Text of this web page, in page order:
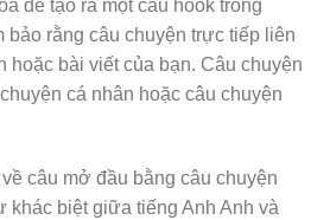
để tạo ra một câu hook trong
bảo rằng câu chuyện trực tiếp liên
hoặc bài viết của bạn. Câu chuyện
cá nhân hoặc câu chuyện
câu mở đầu bằng câu chuyện
khác biệt giữa tiếng Anh Anh và